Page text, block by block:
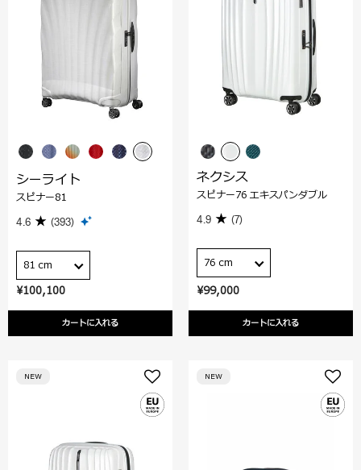
¥100,100
カートに入れる
シーライト
スピナー81
4.6 (393)
81 cm
¥99,000
カートに入れる
ネクシス
スピナー76 エキスパンダブル
4.9 (7)
76 cm
NEW NEW